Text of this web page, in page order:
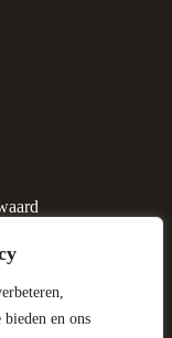
bieden en ons